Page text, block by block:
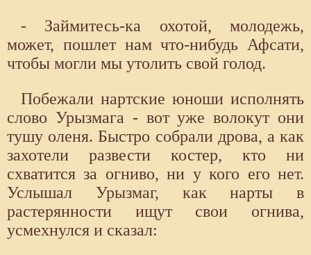
- Займитесь-ка охотой, молодежь,
может, пошлет нам что-нибудь Афсати,
чтобы могли мы утолить свой голод.
Побежали нартские юноши исполнять
слово Урызмага - вот уже волокут они
тушу оленя. Быстро собрали дрова, а как
захотели развести костер, кто ни
схватится за огниво, ни у кого его нет.
Услышал Урызмаг, как нарты в
растерянности ищут свои огнива,
усмехнулся и сказал: